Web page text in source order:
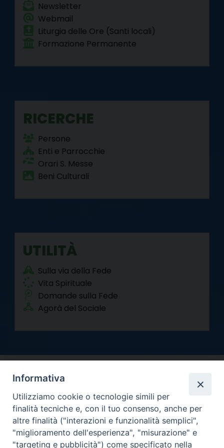
Newsletter
Webmail
Liturgia delle Ore (Santi locali)
Formazione Permanente
RICERCHE
Persone
Enti e Parrocchie
Orari S. Messe
Beni Culturali
UTILITÀ
Sulla via della Fede
Vita Spirituale
Domande sulla Fede
Agorà del Sociale
Arcidiocesi di Torino
Curia metropolitana
Informativa
Utilizziamo cookie o tecnologie simili per
finalità tecniche e, con il tuo consenso, anche per
altre finalità ("interazioni e funzionalità semplici",
"miglioramento dell'esperienza", "misurazione" e
"targeting e pubblicità") come specificato nella